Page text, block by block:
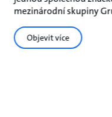
mezinárodní skupiny
Objevit více